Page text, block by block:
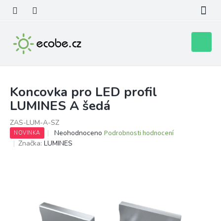
obsah
košík
Koncovka pro LED profil
LUMINES A šedá
ZAS-LUM-A-SZ
NOVINKA
Průměrné
hodnocení
Neohodnoceno Podrobnosti hodnocení
Značka: LUMINES